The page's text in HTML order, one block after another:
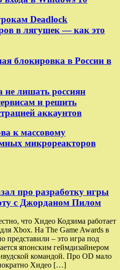
Deadlock
в лягушек — как это
блокировка в России в
не лишать россиян
и решить
аккаунтов
к массовому
микрореакторов
про разработку игры
с Джорданом Пилом
что Хидео Кодзима работает
Xbox. На The Game Awards в
представили – это игра под
японским геймдизайнером
командой. Про OD мало
Хидео […]